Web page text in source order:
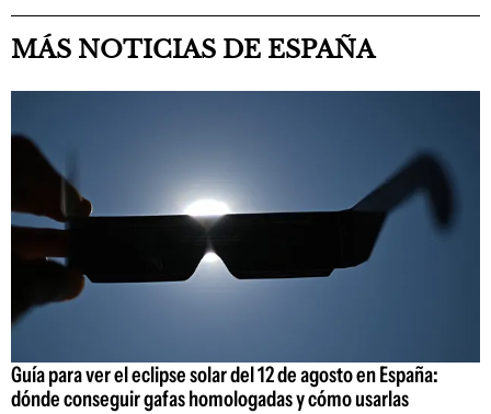
MÁS NOTICIAS DE ESPAÑA
Guía para ver el eclipse solar del 12 de agosto en España:
dónde conseguir gafas homologadas y cómo usarlas